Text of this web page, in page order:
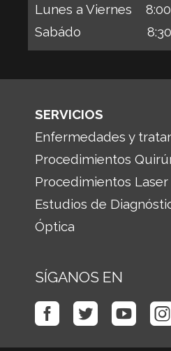
Lunes a Viernes
Sabádo 8:30
SERVICIOS
Enfermedades y
Procedimientos
Procedimientos Laser
Estudios de
Óptica
SÍGANOS EN